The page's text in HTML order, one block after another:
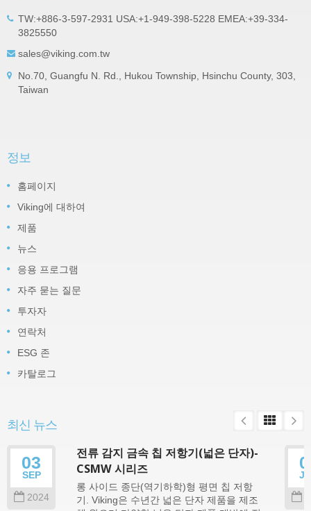
TW:+886-3-597-2931 USA:+1-949-398-5228 EMEA:+39-334-
3825550
sales@viking.com.tw
No.70, Guangfu N. Rd., Hukou Township, Hsinchu County, 303,
Taiwan
정보
홈페이지
Viking에 대하여
제품
뉴스
응용 프로그램
자주 묻는 질문
투자자
연락처
ESG 존
카탈로그
최신 뉴스
03
SEP
2024
전류 감지 금속 칩 저항기(넓은 단자)-
CSMW 시리즈
롱 사이드 종단(역기하학)형 평면 칩 저항
기. Viking은 수년간 넓은 단자 제품을 제조